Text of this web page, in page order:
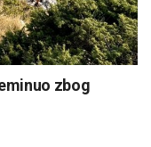
zbog